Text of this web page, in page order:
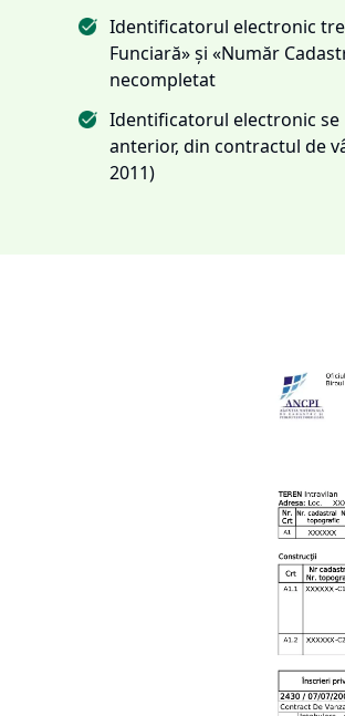
Identificatorul electronic
Funciară» și «Număr
necompletat
Identificatorul electronic
anterior, din contractul de
2011)